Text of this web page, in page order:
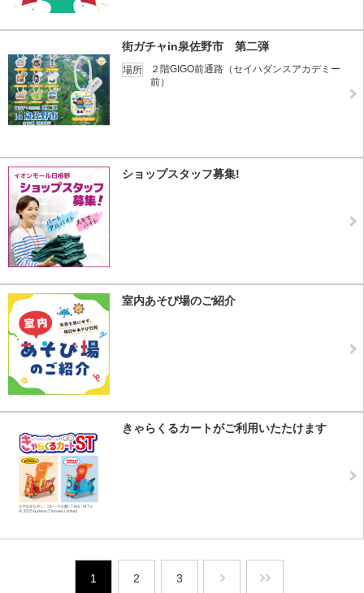
街ガチャin泉佐野市 第二弾
場所
２階GIGO前通路（セイハダンスアカデミー
前）
ショップスタッフ募集!
室内あそび場のご紹介
きゃらくるカートがご利用いたたけます
1 2 3